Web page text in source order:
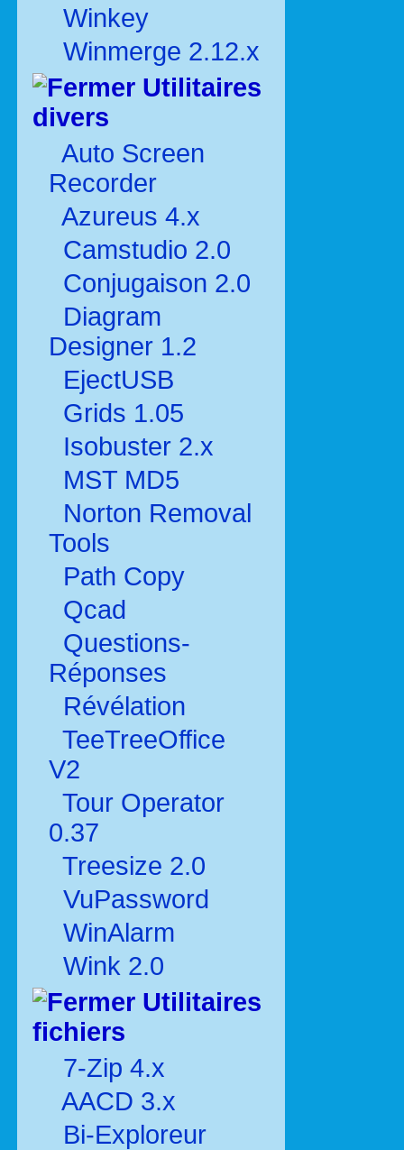
Winkey
Winmerge 2.12.x
Utilitaires
divers
Auto Screen
Recorder
Azureus 4.x
Camstudio 2.0
Conjugaison 2.0
Diagram
Designer 1.2
EjectUSB
Grids 1.05
Isobuster 2.x
MST MD5
Norton Removal
Tools
Path Copy
Qcad
Questions-
Réponses
Révélation
TeeTreeOffice
V2
Tour Operator
0.37
Treesize 2.0
VuPassword
WinAlarm
Wink 2.0
Utilitaires
fichiers
7-Zip 4.x
AACD 3.x
Bi-Exploreur